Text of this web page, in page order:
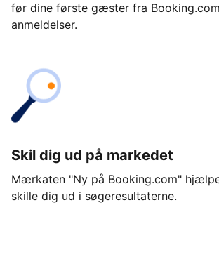
før dine første gæster fra
anmeldelser.
Skil dig ud på markedet
Mærkaten "Ny på Booking.com"
skille dig ud i søgeresultaterne.